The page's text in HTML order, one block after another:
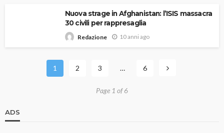
Nuova strage in Afghanistan: l’ISIS massacra
30 civili per rappresaglia
Redazione 10 anni ago
1 2 3 … 6
Page 1 of 6
ADS